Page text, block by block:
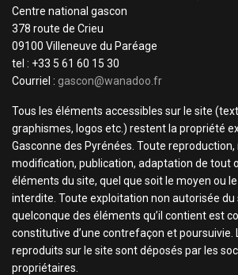
Centre national gascon
378 route de Crieu
09100 Villeneuve du Paréage
tel : +33 5 61 60 15 30
Courriel : gascon@wanadoo.fr
Tous les éléments accessibles sur le site
graphismes, logos etc.) restent la propriété
Gasconne des Pyrénées. Toute
modification, publication, adaptation de tout
éléments du site, quel que soit le moyen ou
interdite. Toute exploitation non autorisée du
quelconque des éléments qu’il contient est
constitutive d’une contrefaçon et poursuivie.
reproduits sur le site sont déposés par les
propriétaires.